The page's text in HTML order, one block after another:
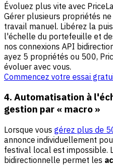
Évoluez plus vite avec
Gérer plusieurs propriétés
travail manuel. Libérez la
l'échelle du portefeuille et
nos connexions API
ayez 5 propriétés ou 500,
évoluer avec vous.
Commencez votre essai
4. Automatisation à
gestion par « macro »
Lorsque vous gérez plus de
annonce individuellement
festival local est impossible.
bidirectionnelle permet les